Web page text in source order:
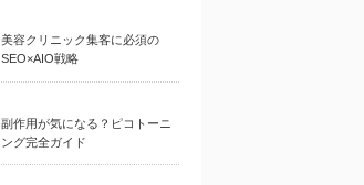
美容クリニック集客に必須の
SEO×AIO戦略
副作用が気になる？ピコトーニ
ング完全ガイド